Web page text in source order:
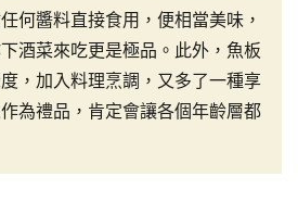
何醬料直接食用，便相當美味，
酒菜來吃更是極品。此外，魚板
，加入料理烹調，又多了一種享
為禮品，肯定會讓各個年齡層都